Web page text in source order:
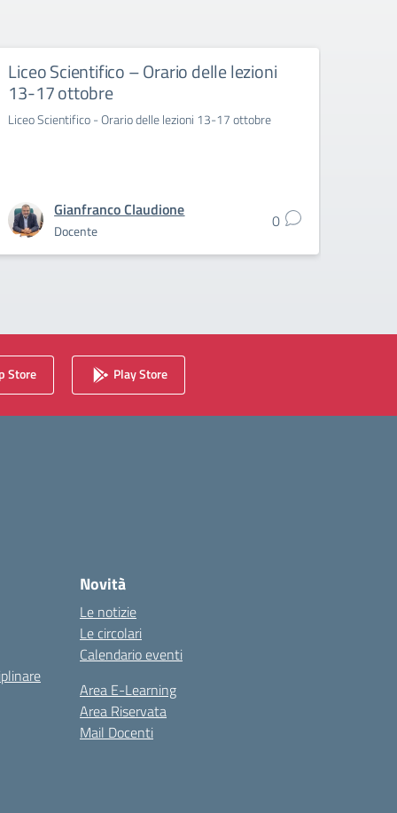
Liceo Scientifico – Orario delle lezioni
13-17 ottobre
Liceo Scientifico - Orario delle lezioni 13-17 ottobre
Gianfranco Claudione
Docente 0
Store Play Store
Novità
Le notizie
Le circolari
Calendario eventi
Area E-Learning
Area Riservata
Mail Docenti